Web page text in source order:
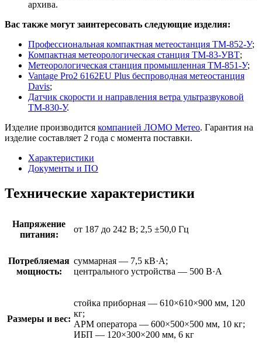
архива.
Вас также могут заинтересовать следующие изделия:
Профессиональная компактная метеостанция ТМ-852-У;
Компактная метеорологическая станция ТМ-83-УВТ;
Метеорологическая станция промышленная ТМ-851-У;
Vantage Pro2 6162EU Plus беспроводная метеостанция
Davis;
Датчик скорости и направления ветра ультразвуковой
ТМ-830-У.
Изделие производится компанией ЛОМО Метео. Гарантия на
изделие составляет 2 года с момента поставки.
Характеристики
Документы и ПО
Технические характеристики
Напряжение
питания:
от 187 до 242 В; 2,5 ±50,0 Гц
Потребляемая
мощность:
суммарная — 7,5 кВ·А;
центрального устройства — 500 В·А
Размеры и вес:
стойка приборная — 610×610×900 мм, 120
кг;
АРМ оператора — 600×500×500 мм, 10 кг;
ИБП — 120×300×200 мм, 6 кг